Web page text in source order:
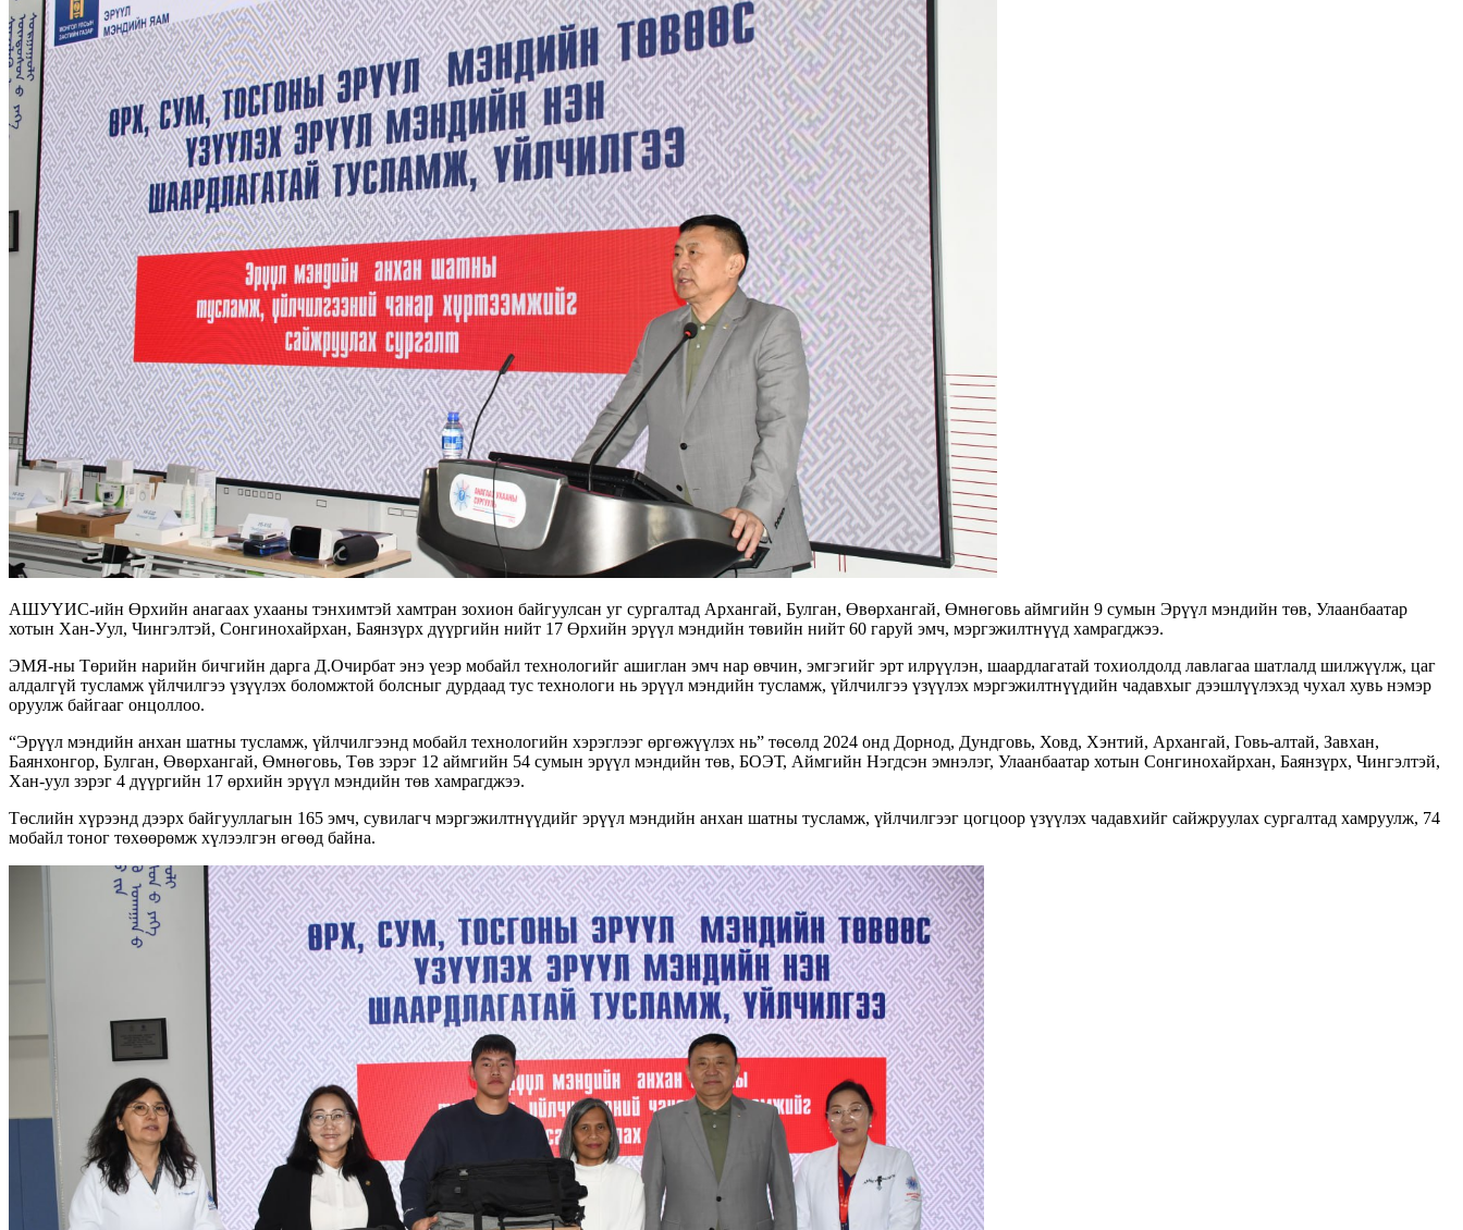
АШУҮИС-ийн Өрхийн анагаах ухааны тэнхимтэй хамтран зохион байгуулсан уг сургалтад Архангай, Булган, Өвөрхангай, Өмнөговь аймгийн 9 сумын Эрүүл мэндийн төв, Улаанбаатар
хотын Хан-Уул, Чингэлтэй, Сонгинохайрхан, Баянзүрх дүүргийн нийт 17 Өрхийн эрүүл мэндийн төвийн нийт 60 гаруй эмч, мэргэжилтнүүд хамрагджээ.
ЭМЯ-ны Төрийн нарийн бичгийн дарга Д.Очирбат энэ үеэр мобайл технологийг ашиглан эмч нар өвчин, эмгэгийг эрт илрүүлэн, шаардлагатай тохиолдолд лавлагаа шатлалд шилжүүлж, цаг
алдалгүй тусламж үйлчилгээ үзүүлэх боломжтой болсныг дурдаад тус технологи нь эрүүл мэндийн тусламж, үйлчилгээ үзүүлэх мэргэжилтнүүдийн чадавхыг дээшлүүлэхэд чухал хувь нэмэр
оруулж байгааг онцоллоо.
“Эрүүл мэндийн анхан шатны тусламж, үйлчилгээнд мобайл технологийн хэрэглээг өргөжүүлэх нь” төсөлд 2024 онд Дорнод, Дундговь, Ховд, Хэнтий, Архангай, Говь-алтай, Завхан,
Баянхонгор, Булган, Өвөрхангай, Өмнөговь, Төв зэрэг 12 аймгийн 54 сумын эрүүл мэндийн төв, БОЭТ, Аймгийн Нэгдсэн эмнэлэг, Улаанбаатар хотын Сонгинохайрхан, Баянзүрх, Чингэлтэй,
Хан-уул зэрэг 4 дүүргийн 17 өрхийн эрүүл мэндийн төв хамрагджээ.
Төслийн хүрээнд дээрх байгууллагын 165 эмч, сувилагч мэргэжилтнүүдийг эрүүл мэндийн анхан шатны тусламж, үйлчилгээг цогцоор үзүүлэх чадавхийг сайжруулах сургалтад хамруулж, 74
мобайл тоног төхөөрөмж хүлээлгэн өгөөд байна.